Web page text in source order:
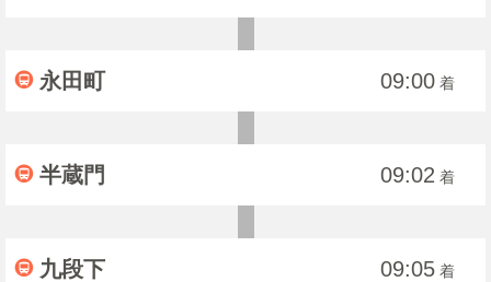
永田町 09:00 着
半蔵門 09:02 着
九段下 09:05 着